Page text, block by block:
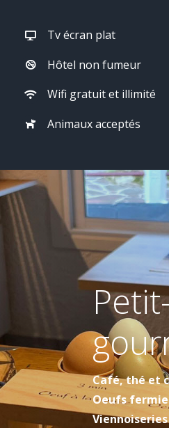
Tv écran plat
Hôtel non fumeur
Wifi gratuit et illimité
Animaux acceptés
Café, thé et
Oeufs
Viennoiseries